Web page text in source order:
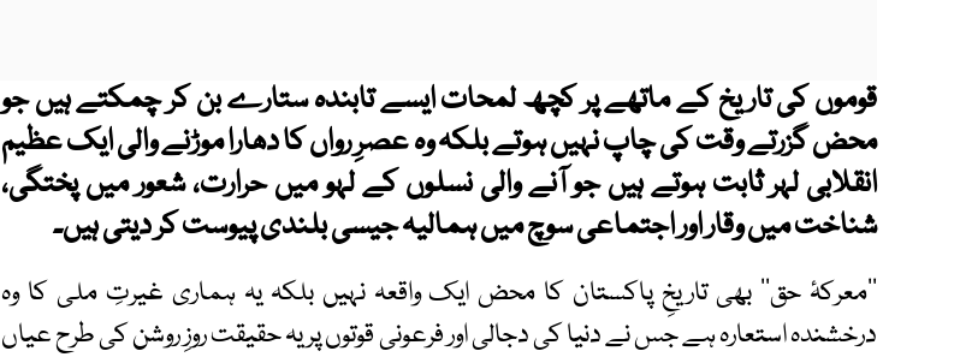
قوموں کی تاریخ کے ماتھے پر کچھ لمحات ایسے تابندہ ستارے بن کر چمکتے ہیں جو
محض گزرتے وقت کی چاپ نہیں ہوتے بلکہ وہ عصرِ رواں کا دھارا موڑنے والی ایک عظیم
انقلابی لہر ثابت ہوتے ہیں جو آنے والی نسلوں کے لہو میں حرارت، شعور میں پختگی،
شناخت میں وقار اور اجتماعی سوچ میں ہمالیہ جیسی بلندی پیوست کر دیتی ہیں۔
’’معرکۂ حق‘‘ بھی تاریخِ پاکستان کا محض ایک واقعہ نہیں بلکہ یہ ہماری غیرتِ ملی کا وہ
درخشندہ استعارہ ہے جس نے دنیا کی دجالی اور فرعونی قوتوں پر یہ حقیقت روزِ روشن کی طرح عیاں